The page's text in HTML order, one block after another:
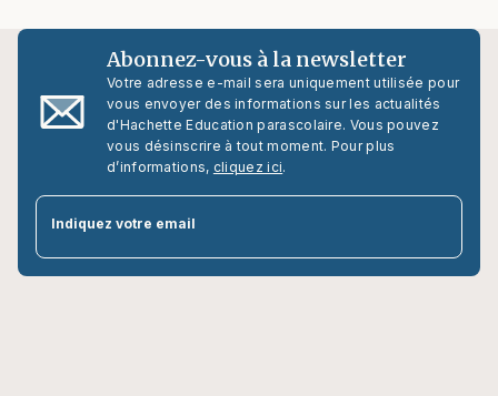
Abonnez-vous à la newsletter
Votre adresse e-mail sera uniquement utilisée pour
vous envoyer des informations sur les actualités
d'Hachette Education parascolaire. Vous pouvez
vous désinscrire à tout moment. Pour plus
d’informations, cliquez ici.
Indiquez votre email